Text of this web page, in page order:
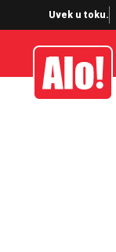
Društvo, društvene teme
Uvek u toku.
Alo